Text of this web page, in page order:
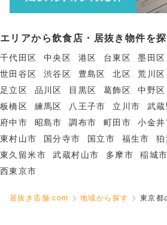
エリアから飲食店・居抜き物件を
千代田区 中央区 港区 台東区 墨田区
世田谷区
渋谷区 豊島区 北区 荒川区
足立区
品川区 目黒区 葛飾区 中野区
板橋区
練馬区 八王子市 立川市 武蔵
府中市
昭島市 調布市 町田市 小金井
東村山市
国分寺市 国立市 福生市 狛
東久留米市
武蔵村山市 多摩市 稲城市
西東京市
居抜き店舗.com 地域から探す 東京都